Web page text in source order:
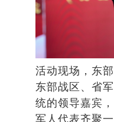
活动现场，东
东部战区、省
统的领导嘉宾
军人代表齐聚